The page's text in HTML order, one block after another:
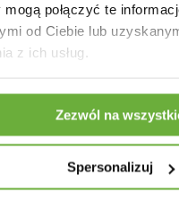
mogą połączyć te
od Ciebie lub
z ich usług.
Zezwól na
Spersonalizuj
MALTA 80
-19%
STÓŁ
120X80
1
1